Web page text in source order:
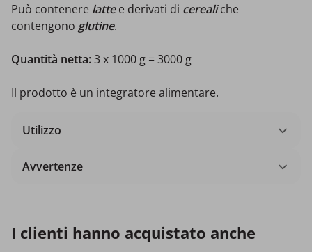
Può contenere lattee derivati di cerealiche
contengono glutine.
Quantità netta:3 x 1000 g = 3000 g
Il prodotto è un integratore alimentare.
Utilizzo
Avvertenze
I clienti hanno acquistato anche